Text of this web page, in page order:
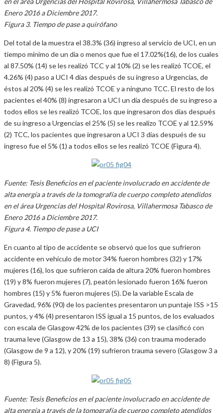
Enero 2016 a Diciembre 2017.
Figura 3. Tiempo de pase a quirófano
Del total de la muestra el 38.3% (36) ingreso al servicio de UCI, en un
tiempo mínimo de un día o menos que fue el 17.02%(16), de los cuales
al 87.50% (14) se les realizó TCC y al 10% (2) se les realizó TCOE, el
4.26% (4) paso a UCI 4 días después de su ingreso a Urgencias, de
éstos al 20% (4) se les realizó TCOE y a ninguno TCC. El resto de los
pacientes el 40% (8) ingresaron a UCI un día después de su ingreso a
todos ellos se les realizó TCOE, los que ingresaron dos días después
de su ingreso a Urgencias el 25% (5) se les realizo TCOE y al 12.59%
(2) TCC, los pacientes que ingresaron a UCI 3 días después de su
ingreso fue el 5% (1) a todos ellos se les realizó TCOE (Figura 4).
Fuente: Tesis Beneficios en el paciente involucrado en accidente de
alta energía a través de la tomografía de cuerpo completo atendidos
en el área Urgencias del Hospital Rovirosa, Villahermosa Tabasco de
Enero 2016 a Diciembre 2017.
Figura 4. Tiempo de pase a UCI
En cuanto al tipo de accidente se observó que los que sufrieron
accidente en vehículo de motor 34% fueron hombres (32) y 17%
mujeres (16), los que sufrieron caída de altura 20% fueron hombres
(19) y 8% fueron mujeres (7), peatón lesionado fueron 16% fueron
hombres (15) y 5% fueron mujeres (5). De la variable Escala de
Gravedad, 96% (90) de los pacientes presentaron un puntaje ISS >15
puntos, y 4% (4) presentaron ISS igual a 15 puntos, de los evaluados
con escala de Glasgow 42% de los pacientes (39) se clasificó con
trauma leve (Glasgow de 13 a 15), 38% (36) con trauma moderado
(Glasgow de 9 a 12), y 20% (19) sufrieron trauma severo (Glasgow 3 a
8) (Figura 5).
Fuente: Tesis Beneficios en el paciente involucrado en accidente de
alta energía a través de la tomografía de cuerpo completo atendidos